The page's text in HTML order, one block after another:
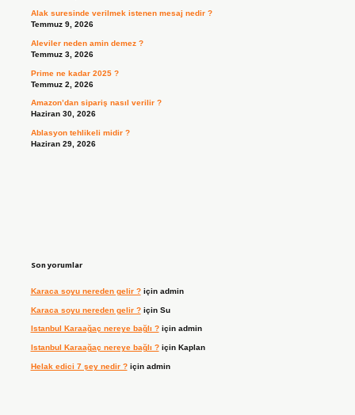
Alak suresinde verilmek istenen mesaj nedir ?
Temmuz 9, 2026
Aleviler neden amin demez ?
Temmuz 3, 2026
Prime ne kadar 2025 ?
Temmuz 2, 2026
Amazon’dan sipariş nasıl verilir ?
Haziran 30, 2026
Ablasyon tehlikeli midir ?
Haziran 29, 2026
Son yorumlar
Karaca soyu nereden gelir ?için admin
Karaca soyu nereden gelir ?için Su
Istanbul Karaağaç nereye bağlı ?için admin
Istanbul Karaağaç nereye bağlı ?için Kaplan
Helak edici 7 şey nedir ?için admin